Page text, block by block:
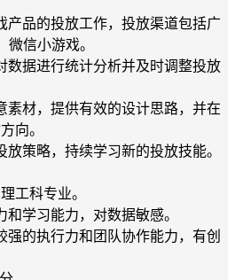
产品的投放工作，投放渠道包括广
微信小游戏。
数据进行统计分析并及时调整投放
素材，提供有效的设计思路，并在
向。
策略，持续学习新的投放技能。
工科专业。
学习能力，对数据敏感。
强的执行力和团队协作能力，有创